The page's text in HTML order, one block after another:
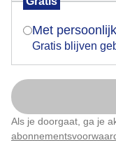
Met
Gratis blijven
Als je doorgaat, ga je
Genieten. Zomer!
Is
Nu
Klik